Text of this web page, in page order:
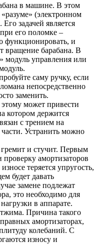
в машине. В этом
(электронном
задачей является
его поломке –
функционировать, и
вращение барабана. В
модуль управления или
саму ручку, если
непосредственно
заменить.
может привести
котором держится
с трением на
Устранить можно
и стучит. Первым
амортизаторов
теряется упругость,
будет давать
замене подлежат
это необходимо для
в аппарате.
Причина такого
амортизаторах,
колебаний. С
износу и